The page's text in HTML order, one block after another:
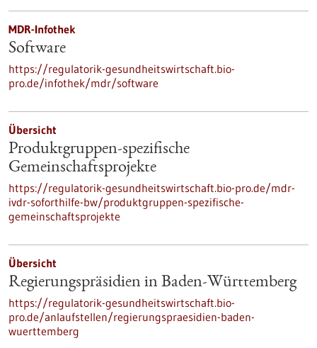
MDR-Infothek
Software
https://regulatorik-gesundheitswirtschaft.bio-
pro.de/infothek/mdr/software
Übersicht
Produktgruppen-spezifische
Gemeinschaftsprojekte
https://regulatorik-gesundheitswirtschaft.bio-pro.de/mdr-
ivdr-soforthilfe-bw/produktgruppen-spezifische-
gemeinschaftsprojekte
Übersicht
Regierungspräsidien in Baden-Württemberg
https://regulatorik-gesundheitswirtschaft.bio-
pro.de/anlaufstellen/regierungspraesidien-baden-
wuerttemberg